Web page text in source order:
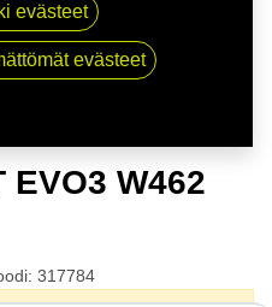
WINTER I*CEPT EVO3
EVO3 W462
317784
evästeet
evästeet